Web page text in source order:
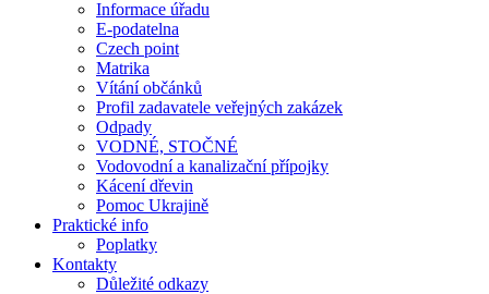
Informace úřadu
E-podatelna
Czech point
Matrika
Vítání občánků
Profil zadavatele veřejných zakázek
Odpady
VODNÉ, STOČNÉ
Vodovodní a kanalizační přípojky
Kácení dřevin
Pomoc Ukrajině
Praktické info
Poplatky
Kontakty
Důležité odkazy